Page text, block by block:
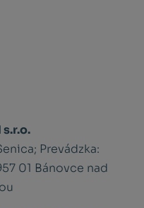
s.r.o.
Prevádzka:
01 Bánovce nad